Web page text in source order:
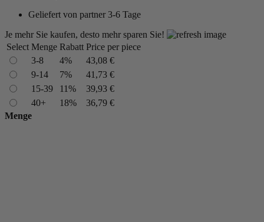
Geliefert von partner 3-6 Tage
Je mehr Sie kaufen, desto mehr sparen Sie!
Select Menge Rabatt Price per piece
3-8
4%
43,08 €
9-14
7%
41,73 €
15-39
11%
39,93 €
40+
18%
36,79 €
Menge